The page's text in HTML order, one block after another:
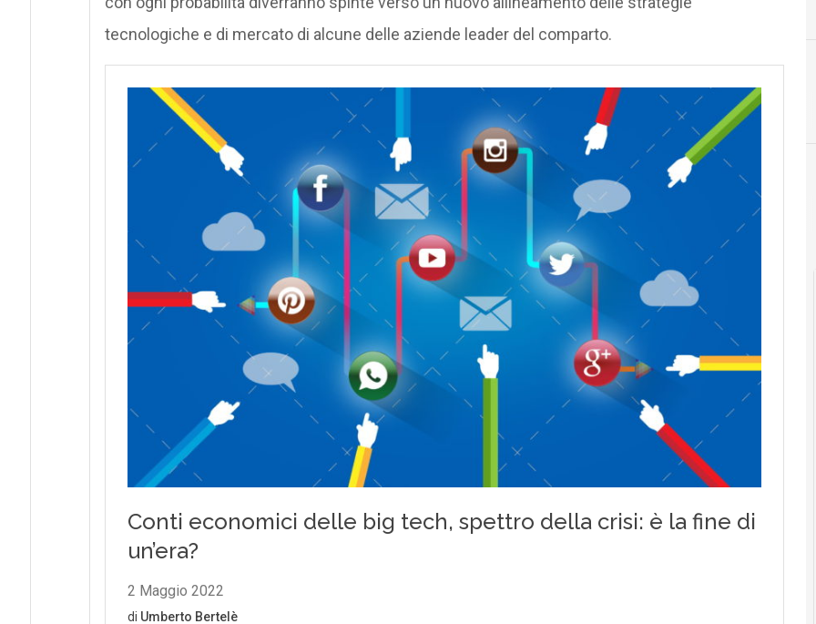
tecnologiche e di mercato di alcune delle aziende leader del comparto.
cloud